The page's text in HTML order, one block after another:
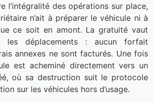
l’intégralité des opérations sur place,
n’ait à préparer le véhicule ni à
ce soit en amont. La gratuité vaut
les déplacements : aucun forfait
annexes ne sont facturés. Une fois
est acheminé directement vers un
où sa destruction suit le protocole
sur les véhicules hors d’usage.